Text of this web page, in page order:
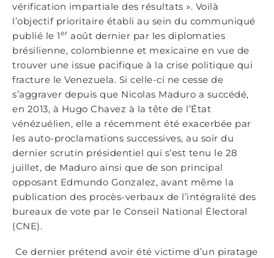
vérification impartiale des résultats ». Voilà
l’objectif prioritaire établi au sein du communiqué
publié le 1er août dernier par les diplomaties
brésilienne, colombienne et mexicaine en vue de
trouver une issue pacifique à la crise politique qui
fracture le Venezuela. Si celle-ci ne cesse de
s’aggraver depuis que Nicolas Maduro a succédé,
en 2013, à Hugo Chavez à la tête de l’État
vénézuélien, elle a récemment été exacerbée par
les auto-proclamations successives, au soir du
dernier scrutin présidentiel qui s’est tenu le 28
juillet, de Maduro ainsi que de son principal
opposant Edmundo Gonzalez, avant même la
publication des procès-verbaux de l’intégralité des
bureaux de vote par le Conseil National Électoral
(CNE).
Ce dernier prétend avoir été victime d’un piratage